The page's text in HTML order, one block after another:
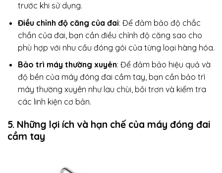
trước khi sử dụng.
Điều chỉnh độ căng của đai: Để đảm bảo độ chắc
chắn của đai, bạn cần điều chỉnh độ căng sao cho
phù hợp với nhu cầu đóng gói của từng loại hàng hóa.
Bảo trì máy thường xuyên: Để đảm bảo hiệu quả và
độ bền của máy đóng đai cầm tay, bạn cần bảo trì
máy thường xuyên như lau chùi, bôi trơn và kiểm tra
các linh kiện cơ bản.
5. Những lợi ích và hạn chế của máy đóng đai
cầm tay